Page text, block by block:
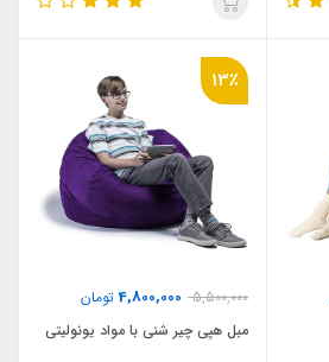
13٪
5,500,000
4,800,000تومان
مبل هپی چیر شنی با مواد یونولیتی